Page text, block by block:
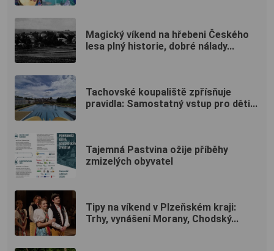
Magický víkend na hřebeni Českého
lesa plný historie, dobré nálady...
Tachovské koupaliště zpřísňuje
pravidla: Samostatný vstup pro děti...
Tajemná Pastvina ožije příběhy
zmizelých obyvatel
Tipy na víkend v Plzeňském kraji:
Trhy, vynášení Morany, Chodský...